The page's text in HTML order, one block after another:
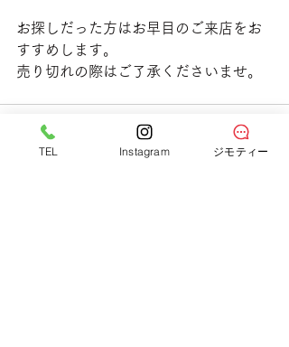
お探しだった方はお早目のご来店をお
すすめします。
売り切れの際はご了承くださいませ。
最新記事 すべて表示
TEL Instagram ジモティー